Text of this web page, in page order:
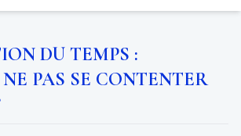
DU TEMPS :
PAS SE CONTENTER